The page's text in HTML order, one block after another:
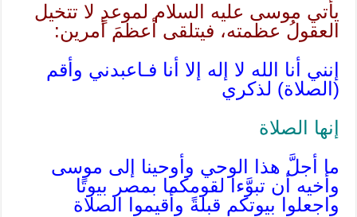
يأتي موسى عليه السلام لموعدٍ لا تتخيل
العقولُ عظمته، فيتلقى أعظمَ أمرين:
إنني أنا الله لا إله إلا أنا فـاعبدني وأقم
(الصلاة) لذكري
إنها الصلاة
ما أجلَّ هذا الوحي وأوحينا إلى موسى
وأخيه أن تبوَّءا لقومكما بمصر بيوتًا
واجعلوا بيوتكم قبلةً وأقيموا الصلاة